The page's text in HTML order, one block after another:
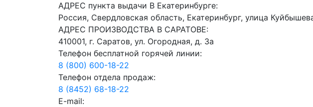
АДРЕС пункта выдачи В Екатеринбурге:
Россия, Свердловская область, Екатеринбург, улица
АДРЕС ПРОИЗВОДСТВА В САРАТОВЕ:
410001, г. Саратов, ул. Огородная, д. 3а
Телефон бесплатной горячей линии:
8 (800) 600-18-22
Телефон отдела продаж:
8 (8452) 68-18-22
E-mail: